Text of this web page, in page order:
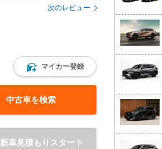
次のレビュー
マイカー登録
中古車を検索
新車見積もりスタート